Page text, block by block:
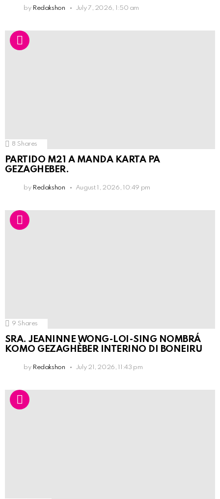
by Redakshon July 7, 2026, 1:50 am
8 Shares
PARTIDO M21 A MANDA KARTA PA
GEZAGHEBER.
by Redakshon August 1, 2026, 10:49 pm
9 Shares
SRA. JEANINNE WONG-LOI-SING NOMBRÁ
KOMO GEZAGHÈBER INTERINO DI BONEIRU
by Redakshon July 21, 2026, 11:43 pm